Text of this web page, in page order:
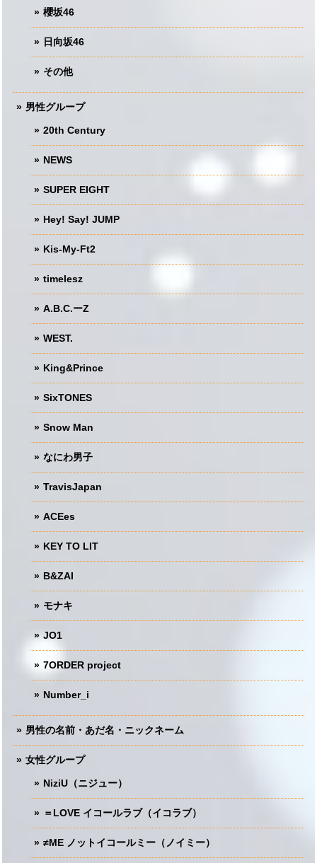
櫻坂46
日向坂46
その他
男性グループ
20th Century
NEWS
SUPER EIGHT
Hey! Say! JUMP
Kis-My-Ft2
timelesz
A.B.C.ーZ
WEST.
King&Prince
SixTONES
Snow Man
なにわ男子
TravisJapan
ACEes
KEY TO LIT
B&ZAI
モナキ
JO1
7ORDER project
Number_i
男性の名前・あだ名・ニックネーム
女性グループ
NiziU（ニジュー）
＝LOVE イコールラブ（イコラブ）
≠ME ノットイコールミー（ノイミー）